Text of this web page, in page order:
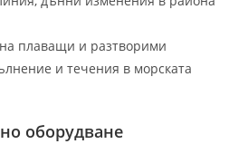
плаващи и разтворими
и течения в морската
оборудване